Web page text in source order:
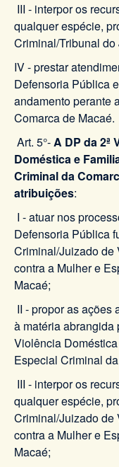
III - interpor os
qualquer espécie,
Criminal/Tribunal
IV - prestar
Defensoria Pública
andamento perante
Comarca de Macaé.
Art. 5°-A DP da 2ª
Doméstica e
Criminal da
atribuições:
I - atuar nos
Defensoria Pública
Criminal/Juizado de
contra a Mulher e
Macaé;
II - propor as ações
à matéria abrangida
Violência
Especial Criminal
III - interpor os
qualquer espécie,
Criminal/Juizado de
contra a Mulher e
Macaé;